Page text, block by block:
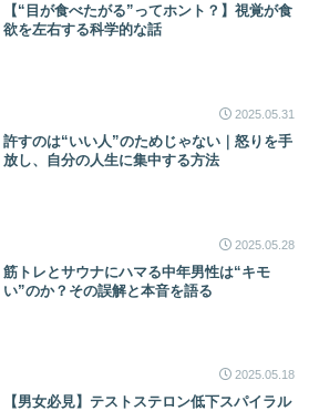
【“目が食べたがる”ってホント？】視覚が食
欲を左右する科学的な話
2025.05.31
許すのは“いい人”のためじゃない｜怒りを手
放し、自分の人生に集中する方法
2025.05.28
筋トレとサウナにハマる中年男性は“キモ
い”のか？その誤解と本音を語る
2025.05.18
【男女必見】テストステロン低下スパイラル